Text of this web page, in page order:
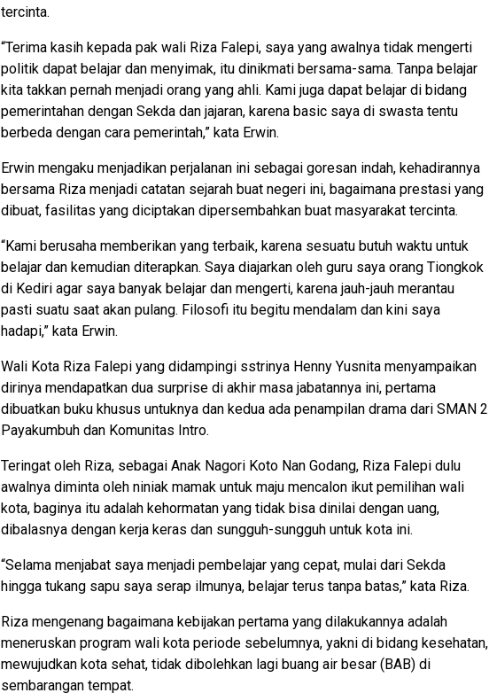
tercinta.
“Terima kasih kepada pak wali Riza Falepi, saya yang awalnya tidak mengerti
politik dapat belajar dan menyimak, itu dinikmati bersama-sama. Tanpa belajar
kita takkan pernah menjadi orang yang ahli. Kami juga dapat belajar di bidang
pemerintahan dengan Sekda dan jajaran, karena basic saya di swasta tentu
berbeda dengan cara pemerintah,” kata Erwin.
Erwin mengaku menjadikan perjalanan ini sebagai goresan indah, kehadirannya
bersama Riza menjadi catatan sejarah buat negeri ini, bagaimana prestasi yang
dibuat, fasilitas yang diciptakan dipersembahkan buat masyarakat tercinta.
“Kami berusaha memberikan yang terbaik, karena sesuatu butuh waktu untuk
belajar dan kemudian diterapkan. Saya diajarkan oleh guru saya orang Tiongkok
di Kediri agar saya banyak belajar dan mengerti, karena jauh-jauh merantau
pasti suatu saat akan pulang. Filosofi itu begitu mendalam dan kini saya
hadapi,” kata Erwin.
Wali Kota Riza Falepi yang didampingi sstrinya Henny Yusnita menyampaikan
dirinya mendapatkan dua surprise di akhir masa jabatannya ini, pertama
dibuatkan buku khusus untuknya dan kedua ada penampilan drama dari SMAN 2
Payakumbuh dan Komunitas Intro.
Teringat oleh Riza, sebagai Anak Nagori Koto Nan Godang, Riza Falepi dulu
awalnya diminta oleh niniak mamak untuk maju mencalon ikut pemilihan wali
kota, baginya itu adalah kehormatan yang tidak bisa dinilai dengan uang,
dibalasnya dengan kerja keras dan sungguh-sungguh untuk kota ini.
“Selama menjabat saya menjadi pembelajar yang cepat, mulai dari Sekda
hingga tukang sapu saya serap ilmunya, belajar terus tanpa batas,” kata Riza.
Riza mengenang bagaimana kebijakan pertama yang dilakukannya adalah
meneruskan program wali kota periode sebelumnya, yakni di bidang kesehatan,
mewujudkan kota sehat, tidak dibolehkan lagi buang air besar (BAB) di
sembarangan tempat.